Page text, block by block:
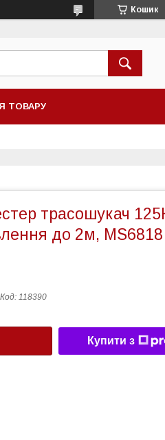
Кошик
ТОВАРУ
трасошукач
до 2м, MS6818
Код: 118390
Купити з